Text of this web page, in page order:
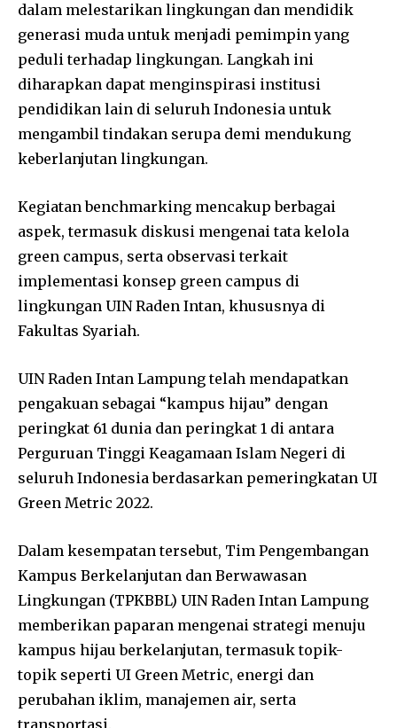
dalam melestarikan lingkungan dan mendidik
generasi muda untuk menjadi pemimpin yang
peduli terhadap lingkungan. Langkah ini
diharapkan dapat menginspirasi institusi
pendidikan lain di seluruh Indonesia untuk
mengambil tindakan serupa demi mendukung
keberlanjutan lingkungan.
Kegiatan benchmarking mencakup berbagai
aspek, termasuk diskusi mengenai tata kelola
green campus, serta observasi terkait
implementasi konsep green campus di
lingkungan UIN Raden Intan, khususnya di
Fakultas Syariah.
UIN Raden Intan Lampung telah mendapatkan
pengakuan sebagai “kampus hijau” dengan
peringkat 61 dunia dan peringkat 1 di antara
Perguruan Tinggi Keagamaan Islam Negeri di
seluruh Indonesia berdasarkan pemeringkatan UI
Green Metric 2022.
Dalam kesempatan tersebut, Tim Pengembangan
Kampus Berkelanjutan dan Berwawasan
Lingkungan (TPKBBL) UIN Raden Intan Lampung
memberikan paparan mengenai strategi menuju
kampus hijau berkelanjutan, termasuk topik-
topik seperti UI Green Metric, energi dan
perubahan iklim, manajemen air, serta